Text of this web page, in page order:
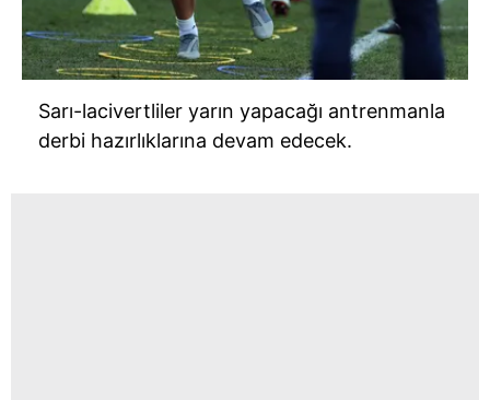
Sarı-lacivertliler yarın yapacağı antrenmanla
derbi hazırlıklarına devam edecek.